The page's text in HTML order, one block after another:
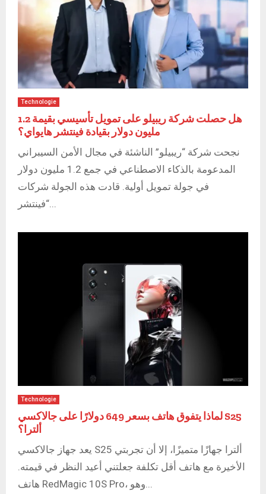
Technologie
هل حصلت شركة ريبيلو على تمويل تأسيسي بقيمة 1.2
مليون دولار بقيادة فينتشر هايواي؟
نجحت شركة “ريبيلو” الناشئة في مجال الأمن السيبراني
المدعومة بالذكاء الاصطناعي في جمع 1.2 مليون دولار
في جولة تمويل أولية. قادت هذه الجولة شركات
“فينتشر...
Technologie
لماذا يتفوق هاتف بسعر 649 دولارًا على جالاكسي S25
ألترا؟
يعد جهاز جالاكسي S25 ألترا جهازًا متميزًا، إلا أن تجربتي
الأخيرة مع هاتف أقل تكلفة جعلتني أعيد النظر في قيمته.